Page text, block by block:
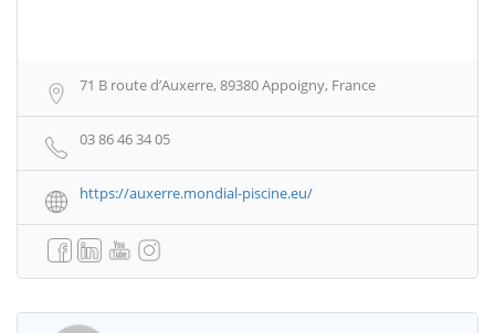
71 B route d’Auxerre, 89380 Appoigny, France
03 86 46 34 05
https://auxerre.mondial-piscine.eu/